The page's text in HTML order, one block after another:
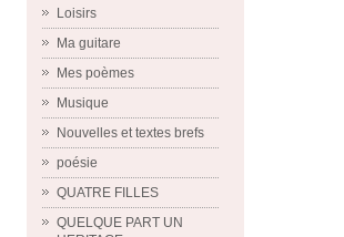
Loisirs
Ma guitare
Mes poèmes
Musique
Nouvelles et textes brefs
poésie
QUATRE FILLES
QUELQUE PART UN